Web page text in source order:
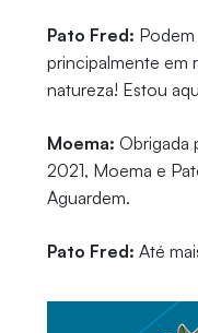
Pato Fred:
principalmente em
natureza! Estou
Moema: Obrigada
2021, Moema e
Aguardem.
Pato Fred: Até